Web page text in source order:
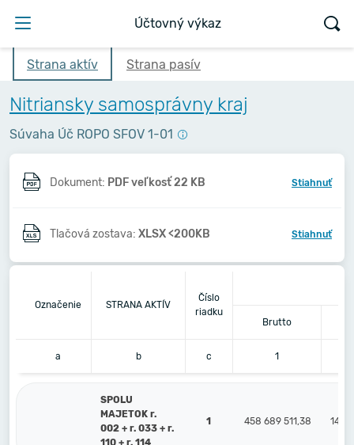
Účtovný výkaz
Strana aktív Strana pasív
Nitriansky samosprávny kraj
Súvaha Úč ROPO SFOV 1-01
Dokument: PDF veľkosť 22 KB Stiahnuť
Tlačová zostava: XLSX <200KB Stiahnuť
Označenie STRANA AKTÍV
Číslo
riadku
Brutto
a b c 1
SPOLU
MAJETOK r.
002 + r. 033 + r.
110 + r. 114
1 458 689 511,38 144